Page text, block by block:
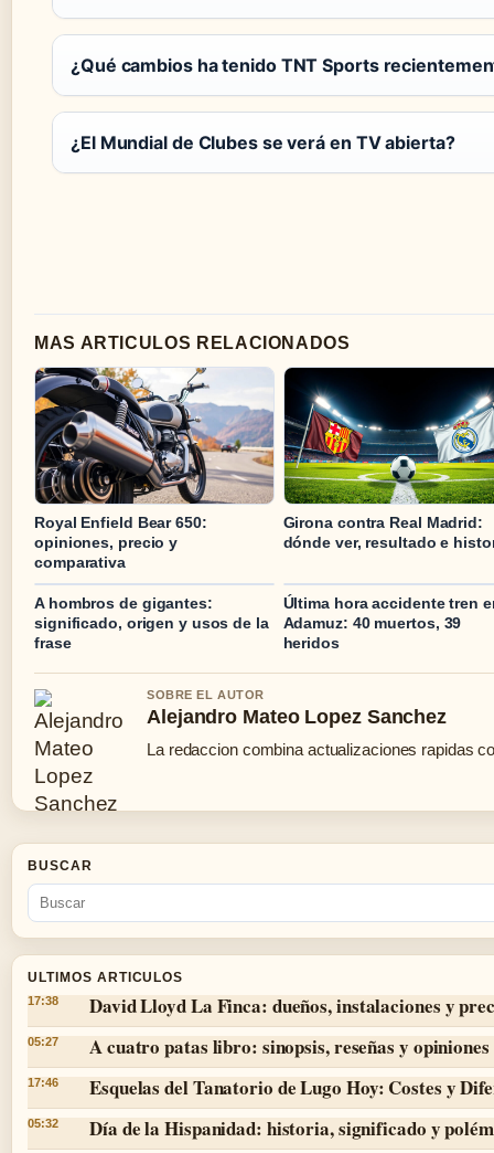
¿Qué cambios ha tenido TNT Sports
¿El Mundial de Clubes se verá en TV abierta?
MAS ARTICULOS RELACIONADOS
Royal Enfield Bear 650:
opiniones, precio y
comparativa
Girona contra Real Madrid:
dónde ver, resultado e
A hombros de gigantes:
significado, origen y usos de la
frase
Última hora accidente tren
Adamuz: 40 muertos, 39
heridos
SOBRE EL AUTOR
Alejandro Mateo Lopez Sanchez
La redaccion combina actualizaciones rapidas
BUSCAR
ULTIMOS ARTICULOS
17:38 David Lloyd La Finca: dueños, instalaciones y
05:27 A cuatro patas libro: sinopsis, reseñas y opiniones
17:46 Esquelas del Tanatorio de Lugo Hoy: Costes y
05:32 Día de la Hispanidad: historia, significado y